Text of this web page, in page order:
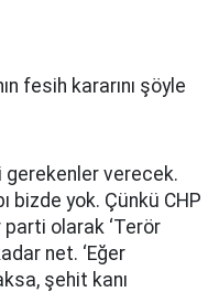
fesih kararını şöyle
gerekenler verecek.
bizde yok. Çünkü CHP
olarak ‘Terör
net. ‘Eğer
şehit kanı